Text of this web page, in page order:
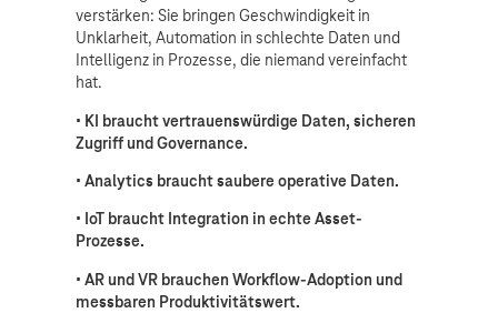
verstärken: Sie bringen Geschwindigkeit in
Unklarheit, Automation in schlechte Daten und
Intelligenz in Prozesse, die niemand vereinfacht
hat.
• KI braucht vertrauenswürdige Daten, sicheren
Zugriff und Governance.
• Analytics braucht saubere operative Daten.
• IoT braucht Integration in echte Asset-
Prozesse.
• AR und VR brauchen Workflow-Adoption und
messbaren Produktivitätswert.